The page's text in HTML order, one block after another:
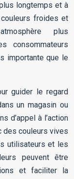
longtemps et à
froides et
plus
consommateurs
importante que le
guider le regard
un magasin ou
d’appel à l’action
des couleurs vives
utilisateurs et les
peuvent être
et faciliter la